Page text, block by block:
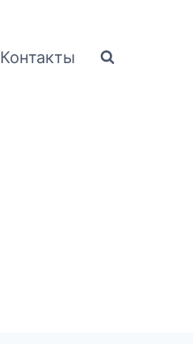
Контакты